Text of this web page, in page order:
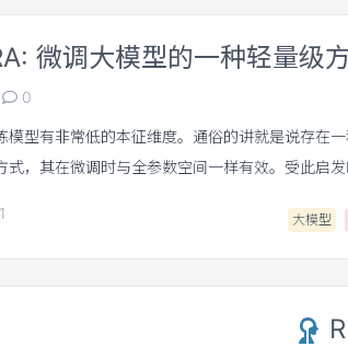
微调大模型的一种轻量级
0
模型有非常低的本征维度。通俗的讲就是说存在
式，其在微调时与全参数空间一样有效。受此启发
时仅更新旁路的较为轻量的权重A,B，取代更新原
大模型